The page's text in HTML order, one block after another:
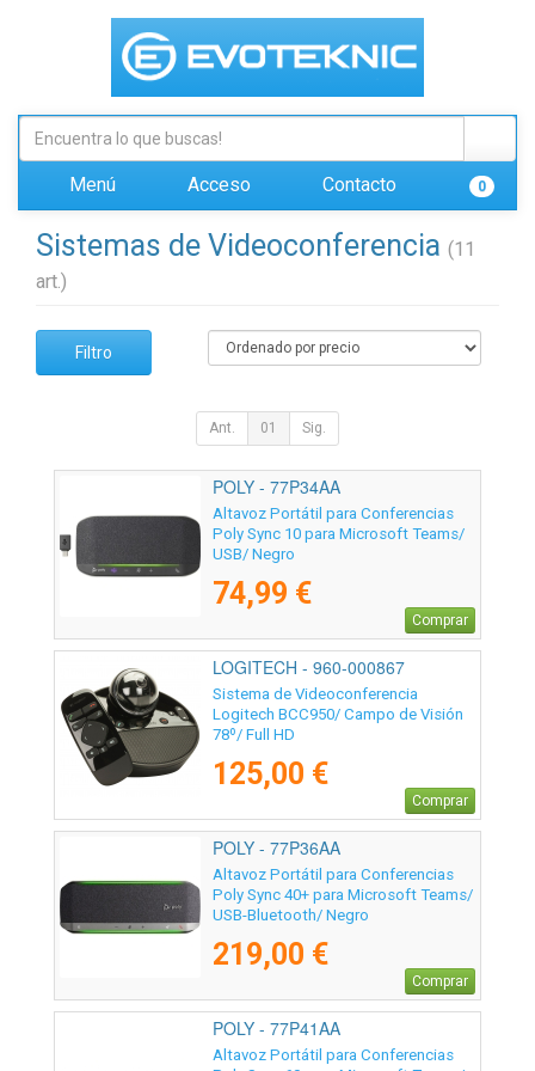
Menú Acceso Contacto 0
Sistemas de Videoconferencia (11
art.)
Filtro
Ant. 01 Sig.
POLY - 77P34AA
Altavoz Portátil para Conferencias
Poly Sync 10 para Microsoft Teams/
USB/ Negro
74,99 €
Comprar
LOGITECH - 960-000867
Sistema de Videoconferencia
Logitech BCC950/ Campo de Visión
78º/ Full HD
125,00 €
Comprar
POLY - 77P36AA
Altavoz Portátil para Conferencias
Poly Sync 40+ para Microsoft Teams/
USB-Bluetooth/ Negro
219,00 €
Comprar
POLY - 77P41AA
Altavoz Portátil para Conferencias